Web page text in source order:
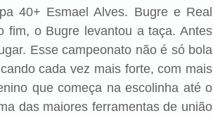
40+ Esmael Alves. Bugre e Real
o Bugre levantou a taça. Antes
Esse campeonato não é só bola
cada vez mais forte, com mais
que começa na escolinha até o
das maiores ferramentas de união